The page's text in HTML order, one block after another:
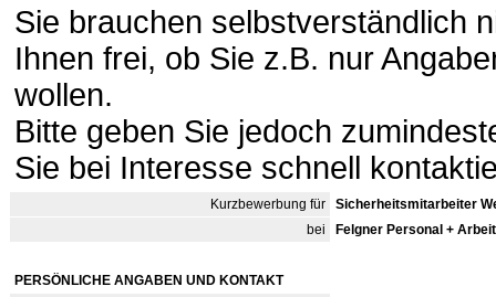
Sie brauchen selbstverständlich
Ihnen frei, ob Sie z.B. nur
wollen.
Bitte geben Sie jedoch
Sie bei Interesse schnell
Kurzbewerbung für
Sicherheitsmitarbeiter
bei
Felgner Personal +
PERSÖNLICHE ANGABEN UND KONTAKT